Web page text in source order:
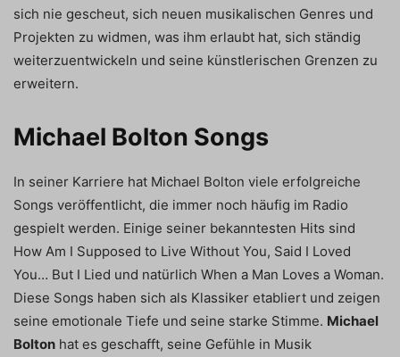
sich nie gescheut, sich neuen musikalischen Genres und
Projekten zu widmen, was ihm erlaubt hat, sich ständig
weiterzuentwickeln und seine künstlerischen Grenzen zu
erweitern.
Michael Bolton Songs
In seiner Karriere hat Michael Bolton viele erfolgreiche
Songs veröffentlicht, die immer noch häufig im Radio
gespielt werden. Einige seiner bekanntesten Hits sind
How Am I Supposed to Live Without You, Said I Loved
You… But I Lied und natürlich When a Man Loves a Woman.
Diese Songs haben sich als Klassiker etabliert und zeigen
seine emotionale Tiefe und seine starke Stimme. Michael
Bolton hat es geschafft, seine Gefühle in Musik